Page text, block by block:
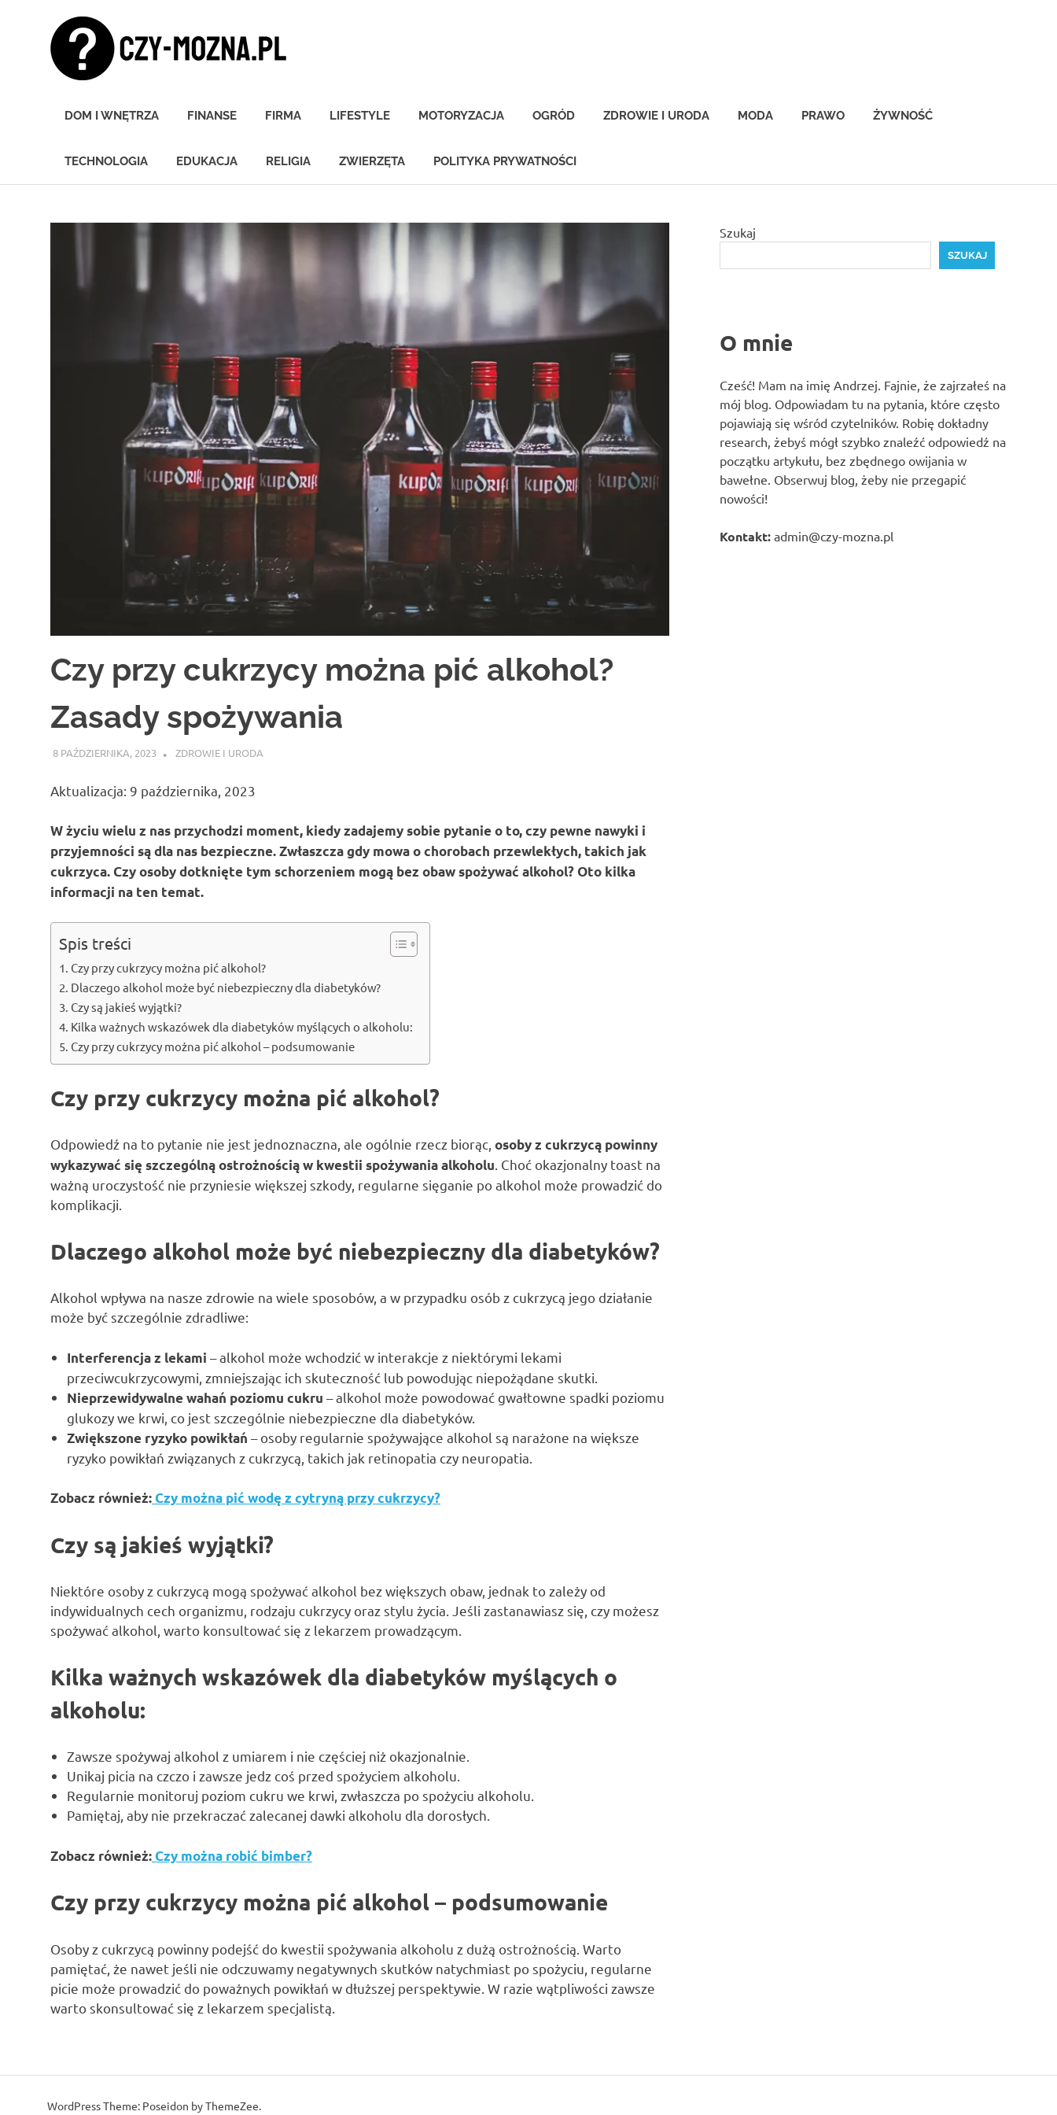
DOM I WNĘTRZA FINANSE FIRMA LIFESTYLE MOTORYZACJA OGRÓD ZDROWIE I URODA MODA PRAWO ŻYWNOŚĆ
TECHNOLOGIA EDUKACJA RELIGIA ZWIERZĘTA POLITYKA PRYWATNOŚCI
Czy przy cukrzycy można pić alkohol?
Zasady spożywania
8 PAŹDZIERNIKA, 2023 ATROX
ZDROWIE I URODA
Aktualizacja: 9 października, 2023
W życiu wielu z nas przychodzi moment, kiedy zadajemy sobie pytanie o to, czy pewne nawyki i
przyjemności są dla nas bezpieczne. Zwłaszcza gdy mowa o chorobach przewlekłych, takich jak
cukrzyca. Czy osoby dotknięte tym schorzeniem mogą bez obaw spożywać alkohol? Oto kilka
informacji na ten temat.
Spis treści
Czy przy cukrzycy można pić alkohol?
Dlaczego alkohol może być niebezpieczny dla diabetyków?
Czy są jakieś wyjątki?
Kilka ważnych wskazówek dla diabetyków myślących o alkoholu:
Czy przy cukrzycy można pić alkohol – podsumowanie
Czy przy cukrzycy można pić alkohol?
Odpowiedź na to pytanie nie jest jednoznaczna, ale ogólnie rzecz biorąc, osoby z cukrzycą powinny
wykazywać się szczególną ostrożnością w kwestii spożywania alkoholu. Choć okazjonalny toast na
ważną uroczystość nie przyniesie większej szkody, regularne sięganie po alkohol może prowadzić do
komplikacji.
Dlaczego alkohol może być niebezpieczny dla diabetyków?
Alkohol wpływa na nasze zdrowie na wiele sposobów, a w przypadku osób z cukrzycą jego działanie
może być szczególnie zdradliwe:
Interferencja z lekami – alkohol może wchodzić w interakcje z niektórymi lekami
przeciwcukrzycowymi, zmniejszając ich skuteczność lub powodując niepożądane skutki.
Nieprzewidywalne wahań poziomu cukru – alkohol może powodować gwałtowne spadki poziomu
glukozy we krwi, co jest szczególnie niebezpieczne dla diabetyków.
Zwiększone ryzyko powikłań – osoby regularnie spożywające alkohol są narażone na większe
ryzyko powikłań związanych z cukrzycą, takich jak retinopatia czy neuropatia.
Zobacz również:Czy można pić wodę z cytryną przy cukrzycy?
Czy są jakieś wyjątki?
Niektóre osoby z cukrzycą mogą spożywać alkohol bez większych obaw, jednak to zależy od
indywidualnych cech organizmu, rodzaju cukrzycy oraz stylu życia. Jeśli zastanawiasz się, czy możesz
spożywać alkohol, warto konsultować się z lekarzem prowadzącym.
Kilka ważnych wskazówek dla diabetyków myślących o
alkoholu:
Zawsze spożywaj alkohol z umiarem i nie częściej niż okazjonalnie.
Unikaj picia na czczo i zawsze jedz coś przed spożyciem alkoholu.
Regularnie monitoruj poziom cukru we krwi, zwłaszcza po spożyciu alkoholu.
Pamiętaj, aby nie przekraczać zalecanej dawki alkoholu dla dorosłych.
Zobacz również:Czy można robić bimber?
Czy przy cukrzycy można pić alkohol – podsumowanie
Osoby z cukrzycą powinny podejść do kwestii spożywania alkoholu z dużą ostrożnością. Warto
pamiętać, że nawet jeśli nie odczuwamy negatywnych skutków natychmiast po spożyciu, regularne
picie może prowadzić do poważnych powikłań w dłuższej perspektywie. W razie wątpliwości zawsze
warto skonsultować się z lekarzem specjalistą.
Szukaj
SZUKAJ
O mnie
Cześć! Mam na imię Andrzej. Fajnie, że zajrzałeś na
mój blog. Odpowiadam tu na pytania, które często
pojawiają się wśród czytelników. Robię dokładny
research, żebyś mógł szybko znaleźć odpowiedź na
początku artykułu, bez zbędnego owijania w
bawełne. Obserwuj blog, żeby nie przegapić
nowości!
Kontakt: admin@czy-mozna.pl
WordPress Theme: Poseidon by ThemeZee.